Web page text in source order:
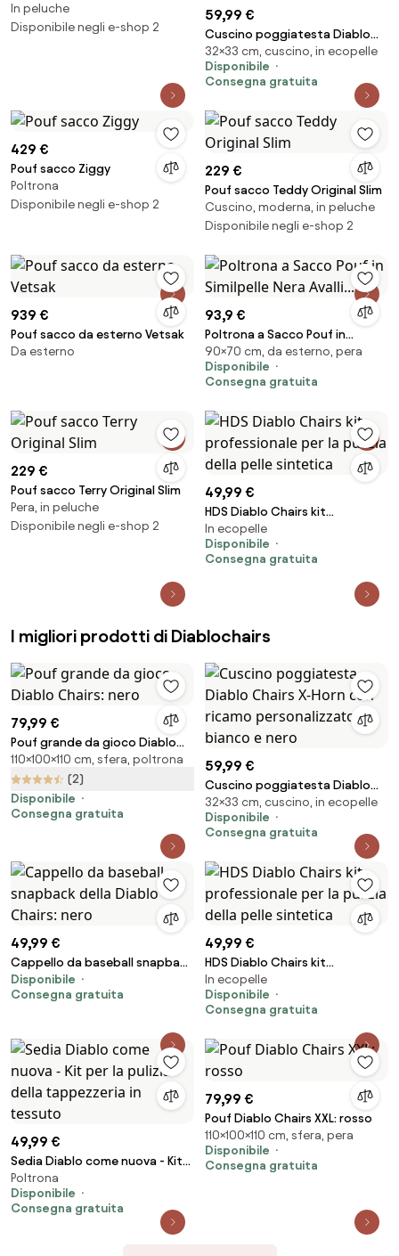
In peluche
Disponibile negli e-shop 2
59,99 €
Cuscino poggiatesta Diablo
Chairs X-Horn con ricamo
personalizzato bianco e nero
32×33 cm, cuscino, in ecopelle
Disponibile
Consegna gratuita
429 €
Pouf sacco Ziggy
Poltrona
Disponibile negli e-shop 2
229 €
Pouf sacco Teddy Original Slim
Cuscino, moderna, in peluche
Disponibile negli e-shop 2
939 €
Pouf sacco da esterno Vetsak
Da esterno
93,9 €
Poltrona a Sacco Pouf in
Similpelle Nera Avalli...
90×70 cm, da esterno, pera
Disponibile
Consegna gratuita
229 €
Pouf sacco Terry Original Slim
Pera, in peluche
Disponibile negli e-shop 2
49,99 €
HDS Diablo Chairs kit
professionale per la pulizia
della pelle sintetica
In ecopelle
Disponibile
Consegna gratuita
I migliori prodotti di Diablochairs
79,99 €
Pouf grande da gioco Diablo
Chairs: nero
110×100×110 cm, sfera, poltrona
(2)
Disponibile
Consegna gratuita
59,99 €
Cuscino poggiatesta Diablo
Chairs X-Horn con ricamo
personalizzato bianco e nero
32×33 cm, cuscino, in ecopelle
Disponibile
Consegna gratuita
49,99 €
Cappello da baseball snapback
della Diablo Chairs: nero
Disponibile
Consegna gratuita
49,99 €
HDS Diablo Chairs kit
professionale per la pulizia
della pelle sintetica
In ecopelle
Disponibile
Consegna gratuita
49,99 €
Sedia Diablo come nuova - Kit
per la pulizia della tappezzeria
in tessuto
Poltrona
Disponibile
Consegna gratuita
79,99 €
Pouf Diablo Chairs XXL: rosso
110×100×110 cm, sfera, pera
Disponibile
Consegna gratuita